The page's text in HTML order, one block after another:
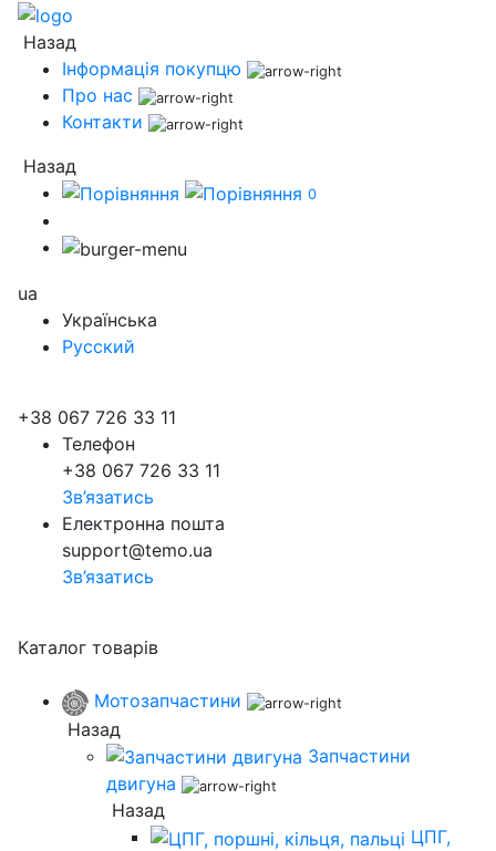
Назад
Інформація покупцю
Про нас
Контакти
Назад
0
ua
Українська
Русский
+38 067 726 33 11
Телефон
+38 067 726 33 11
Зв’язатись
Електронна пошта
support@temo.ua
Зв’язатись
Каталог товарів
Мотозапчастини
Назад
Запчастини
двигуна
Назад
ЦПГ,